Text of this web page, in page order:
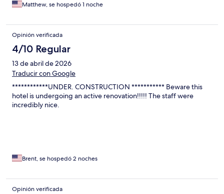
Matthew, se hospedó 1 noche
Opinión verificada
4/10 Regular
13 de abril de 2026
Traducir con Google
************UNDER. CONSTRUCTION *********** Beware this
hotel is undergoing an active renovation!!!!! The staff were
incredibly nice.
Brent, se hospedó 2 noches
Opinión verificada